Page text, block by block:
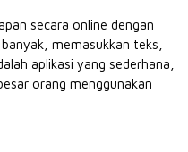
secara online dengan
memasukkan teks,
aplikasi yang sederhana,
orang menggunakan